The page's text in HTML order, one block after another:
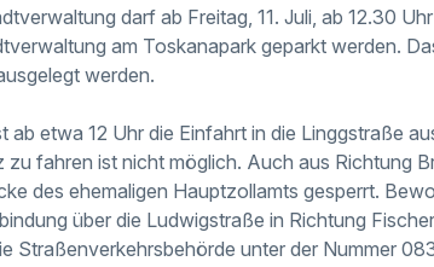
darf ab Freitag, 11. Juli, ab 12.30
am Toskanapark geparkt werden.
werden.
ab etwa 12 Uhr die Einfahrt in die Linggstraße
zu fahren ist nicht möglich. Auch aus Richtung
des ehemaligen Hauptzollamts gesperrt.
über die Ludwigstraße in Richtung
Straßenverkehrsbehörde unter der Nummer